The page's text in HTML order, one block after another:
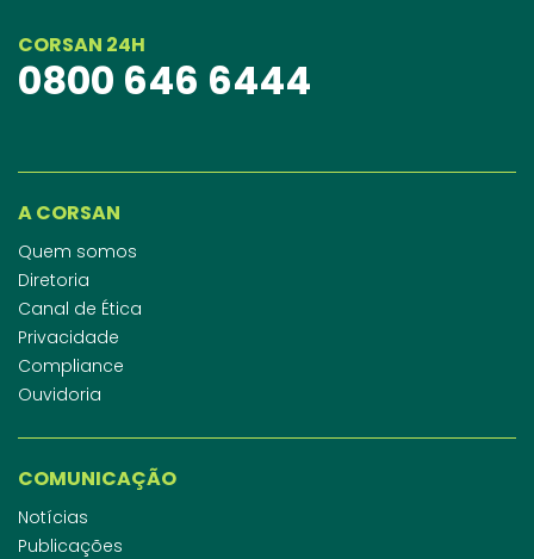
CORSAN 24H
0800 646 6444
A CORSAN
Quem somos
Diretoria
Canal de Ética
Privacidade
Compliance
Ouvidoria
COMUNICAÇÃO
Notícias
Publicações